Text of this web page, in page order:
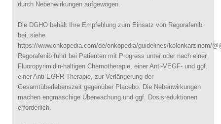
durch Nebenwirkungen aufgewogen.
Die DGHO behält Ihre Empfehlung zum Einsatz von Regorafenib
bei, siehe
https://www.onkopedia.com/de/onkopedia/guidelines/kolonkarzinom/
Regorafenib führt bei Patienten mit Progress unter oder nach einer
Fluoropyrimidin-haltigen Chemotherapie, einer Anti-VEGF- und ggf.
einer Anti-EGFR-Therapie, zur Verlängerung der
Gesamtüberlebenszeit gegenüber Placebo. Die Nebenwirkungen
machen engmaschige Überwachung und ggf. Dosisreduktionen
erforderlich.